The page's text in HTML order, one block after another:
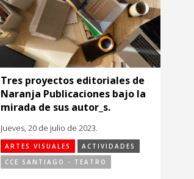
Tres proyectos editoriales de
Naranja Publicaciones bajo la
mirada de sus autor_s.
Jueves, 20 de julio de 2023.
ARTES VISUALES
ACTIVIDADES
CCE SANTIAGO - TEATRO